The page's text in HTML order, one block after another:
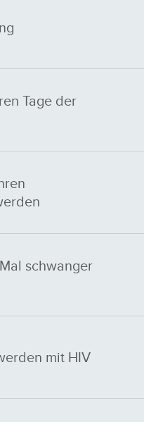
Tage der
schwanger
mit HIV